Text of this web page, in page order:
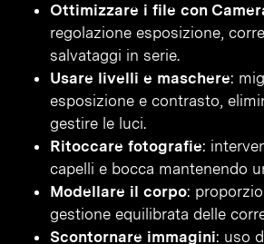
Ottimizzare i file con
regolazione esposizione,
salvataggi in serie.
Usare livelli e maschere:
esposizione e contrasto,
gestire le luci.
Ritoccare fotografie:
capelli e bocca mantenendo
Modellare il corpo:
gestione equilibrata delle
Scontornare immagini: uso